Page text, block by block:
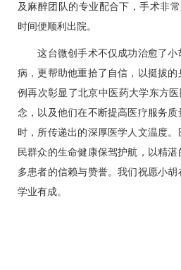
及麻醉团队的专业配合下，手术非
时间便顺利出院。
这台微创手术不仅成功治愈了小
病，更帮助他重拾了自信，以挺拔
例再次彰显了北京中医药大学东方
念，以及他们在不断提高医疗服务
时，所传递出的深厚医学人文温度
民群众的生命健康保驾护航，以精
多患者的信赖与赞誉。我们祝愿小胡
学业有成。